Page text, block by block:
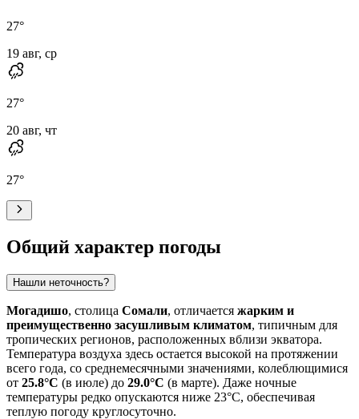
27°
19 авг, ср
27°
20 авг, чт
27°
Общий характер погоды
Нашли неточность?
Могадишо, столица Сомали, отличается жарким и
преимущественно засушливым климатом, типичным для
тропических регионов, расположенных вблизи экватора.
Температура воздуха здесь остается высокой на протяжении
всего года, со среднемесячными значениями, колеблющимися
от 25.8°C (в июле) до 29.0°C (в марте). Даже ночные
температуры редко опускаются ниже 23°C, обеспечивая
теплую погоду круглосуточно.